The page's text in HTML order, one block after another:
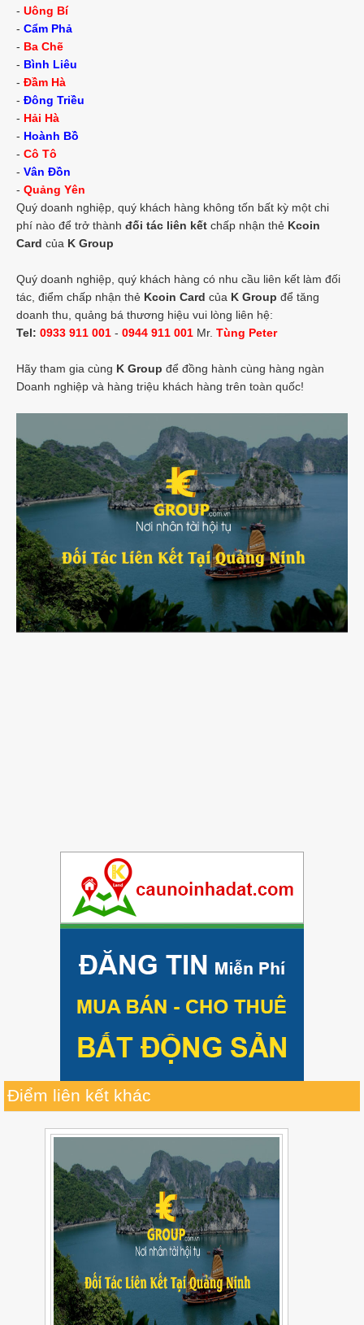
- Uông Bí
- Cẩm Phả
- Ba Chẽ
- Bình Liêu
- Đầm Hà
- Đông Triều
- Hải Hà
- Hoành Bồ
- Cô Tô
- Vân Đồn
- Quảng Yên
Quý doanh nghiệp, quý khách hàng không tốn bất kỳ một chi
phí nào để trở thành đối tác liên kết chấp nhận thẻ Kcoin
Card của K Group
Quý doanh nghiệp, quý khách hàng có nhu cầu liên kết làm đối
tác, điểm chấp nhận thẻ Kcoin Card của K Group để tăng
doanh thu, quảng bá thương hiệu vui lòng liên hệ:
Tel: 0933 911 001 - 0944 911 001 Mr. Tùng Peter
Hãy tham gia cùng K Group để đồng hành cùng hàng ngàn
Doanh nghiệp và hàng triệu khách hàng trên toàn quốc!
Điểm liên kết khác